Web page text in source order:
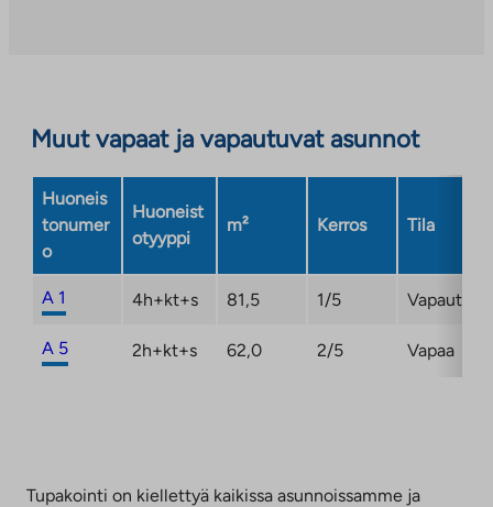
Muut vapaat ja vapautuvat asunnot
Huoneis
tonumer
o
Huoneist
otyyppi
m² Kerros Tila
A 1 4h+kt+s 81,5 1/5
A 5 2h+kt+s 62,0 2/5 Vapaa
Tupakointi on kiellettyä kaikissa asunnoissamme ja